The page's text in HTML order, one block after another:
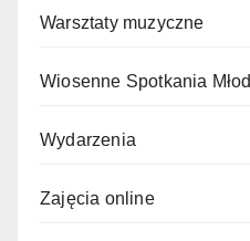
Warsztaty muzyczne
Wiosenne Spotkania
Wydarzenia
Zajęcia online